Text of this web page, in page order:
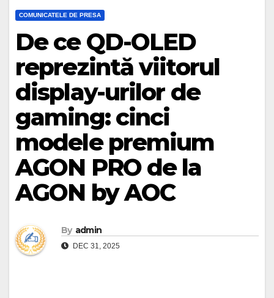
COMUNICATELE DE PRESA
De ce QD-OLED
reprezintă viitorul
display-urilor de
gaming: cinci
modele premium
AGON PRO de la
AGON by AOC
By admin
DEC 31, 2025